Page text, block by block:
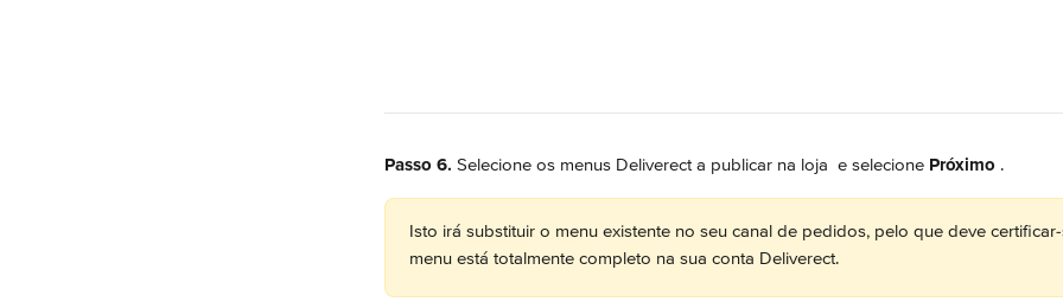
Passo 6. Selecione os menus Deliverect a publicar na loja e selecione Próximo .
Isto irá substituir o menu existente no seu canal de pedidos, pelo que deve
menu está totalmente completo na sua conta Deliverect.